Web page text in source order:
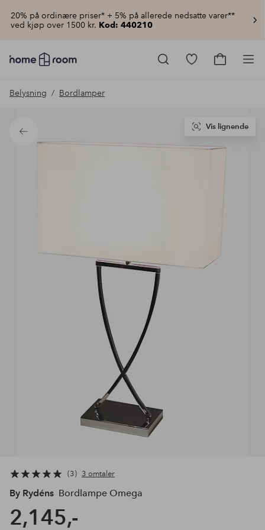
20% på ordinære priser* + 5% på allerede nedsatte varer**
ved kjøp over 1500 kr. Kod: 440210
Homeroom
–
hjemmet
pris
Gå
Gå
Belysning Bordlamper
Tilbake
Vis lignende
3 3 omtaler
By Rydéns Bordlampe Omega
2,145,-